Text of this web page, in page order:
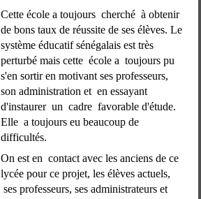
Cette école a toujours  cherché  à obtenir
de bons taux de réussite de ses élèves. Le
système éducatif sénégalais est très
perturbé mais cette  école a  toujours pu
s'en sortir en motivant ses professeurs,
son administration et  en essayant
d'instaurer  un  cadre  favorable d'étude.
Elle  a toujours eu beaucoup de
difficultés.
On est en  contact avec les anciens de ce
lycée pour ce projet, les élèves actuels,
ses professeurs, ses administrateurs et